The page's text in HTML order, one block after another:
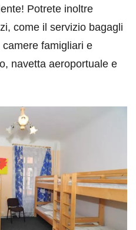
Potrete inoltre
come il servizio bagagli
famigliari e
navetta aeroportuale e